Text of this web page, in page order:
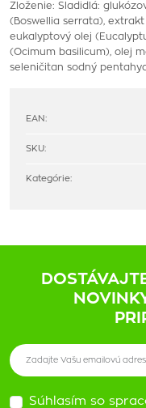
Zloženie: Sladidlá:
(Boswellia serrata),
eukalyptový olej
(Ocimum basilicum), olej
seleničitan sodný
EAN:
SKU:
Kategórie:
Súhlasím so